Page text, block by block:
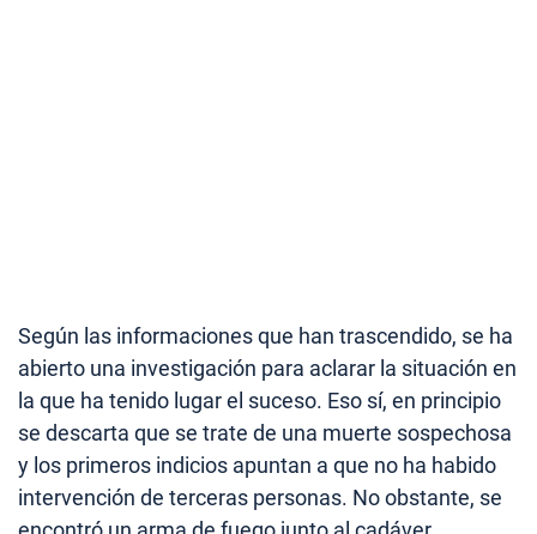
Según las informaciones que han trascendido, se ha
abierto una investigación para aclarar la situación en
la que ha tenido lugar el suceso. Eso sí, en principio
se descarta que se trate de una muerte sospechosa
y los primeros indicios apuntan a que no ha habido
intervención de terceras personas. No obstante, se